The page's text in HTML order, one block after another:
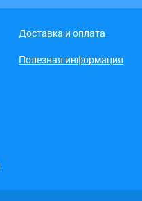
Доставка и оплата
Полезная информация